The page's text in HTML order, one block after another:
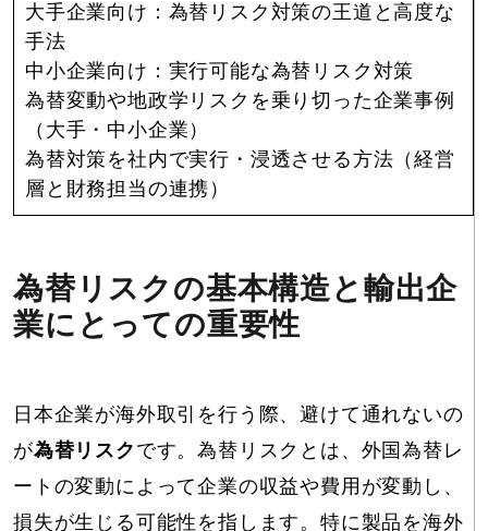
大手企業向け：為替リスク対策の王道と高度な
手法
中小企業向け：実行可能な為替リスク対策
為替変動や地政学リスクを乗り切った企業事例
（大手・中小企業）
為替対策を社内で実行・浸透させる方法（経営
層と財務担当の連携）
為替リスクの基本構造と輸出企
業にとっての重要性
日本企業が海外取引を行う際、避けて通れないの
が為替リスク です。為替リスクとは、外国為替レ
ートの変動によって企業の収益や費用が変動し、
損失が生じる可能性を指します。特に製品を海外